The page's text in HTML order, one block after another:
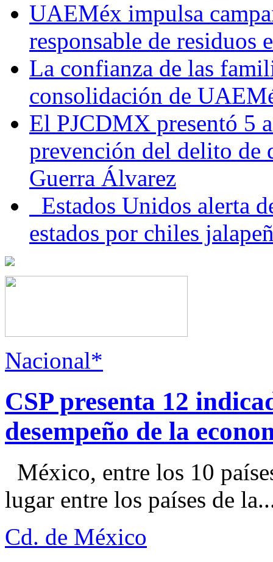
UAEMéx impulsa
responsable de residuos
La confianza de las
consolidación de
El PJCDMX presentó 5
prevención del delito de
Guerra Álvarez
Estados Unidos alerta
estados por chiles
Nacional*
CSP presenta 12
desempeño de la
México, entre los 10
lugar entre los países de
Cd. de México